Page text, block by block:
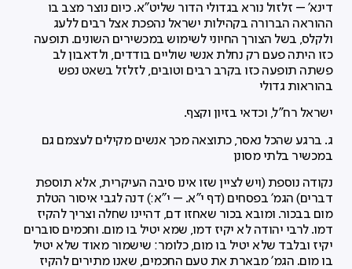
דינא' – זלזול נורא בגדולי הדור שליט"א. כיום נוצר מצב בו
ההוראה הברורה בקהילות ישראל נהפכת אצל רבים ללעג
ולקלס, בשל הצורך החיוני לשימוש במכשירים השונים. תופעה
כזו היתה פעם רק נחלת אנשי שוליים בודדים, ולדאבון לב
פשתה תופעה כזו בקרב רבים וטובים, לזלזל בשאט נפש
בהוראות גדולי
ישראל רח"ל, וכדאי בזיון וקצף.
ג. ברגע שהכל נאסר, כתוצאה מכך אנשים מקילים לעצמם גם
במכשיר בלתי מסונן
נקודה נוספת (ויש לציין שזו אינו סיבה העיקרית, אלא תוספת
דברים) הגמ' בפסחים (דף י"א. – י"א:) דנה לגבי איסור הטלת
מום בבכור. ומובא בכור שאחזו דם, דהיינו שחלה וצריך להקיז
דמו. לרבי יהודה לא יקיז דמו, שמא יטיל בו מום. וחכמים סוברים
יקיז ובלבד שלא יטיל בו מום, כלומר: שישמור מאוד שלא יטיל
בו מום. הגמ' מבארת את טעם החכמים, שאנו מתירים להקיז